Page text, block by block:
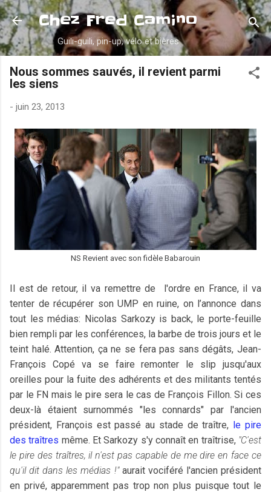
Accéder au contenu principal
Chez Fred Camino
Guili-guili, pin-up, vélo et bières
Nous sommes sauvés, il revient parmi
les siens
- juin 23, 2013
NS Revient avec son fidèle Babarouin
Il est de retour, il va remettre de l'ordre en France, il va
tenter de récupérer son UMP en ruine, on l’annonce dans
tout les médias: Nicolas Sarkozy is back, le porte-feuille
bien rempli par les conférences, la barbe de trois jours et le
teint halé. Attention, ça ne se fera pas sans dégâts, Jean-
François Copé va se faire remonter le slip jusqu'aux
oreilles pour la fuite des adhérents et des militants tentés
par le FN mais le pire sera le cas de François Fillon. Si ces
deux-là étaient surnommés "les connards" par l'ancien
président, François est passé au stade de traître, le pire
des traîtres même. Et Sarkozy s'y connaît en traîtrise, "C'est
le pire des traîtres, il n'est pas capable de me dire en face ce
qu'il dit dans les médias !"aurait vociféré l'ancien président
en privé, apparemment pas trop non plus puisque tout le